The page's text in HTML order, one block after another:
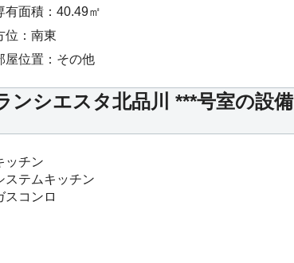
有面積：40.49㎡
位：南東
屋位置：その他
ンシエスタ北品川 ***号室の設備
ッチン
ステムキッチン
スコンロ